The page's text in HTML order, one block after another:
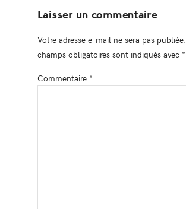
Laisser un commentaire
Votre adresse e-mail ne sera pas publiée.
champs obligatoires sont indiqués avec *
Commentaire *